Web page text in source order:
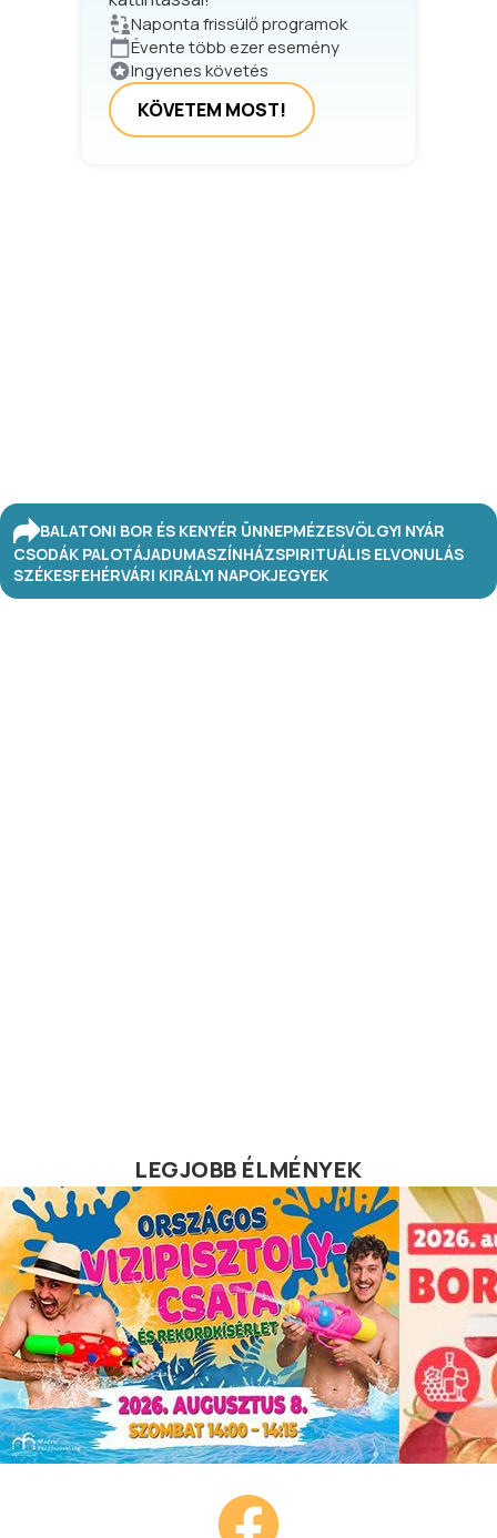
Naponta frissülő programok
Évente több ezer esemény
Ingyenes követés
KÖVETEM MOST!
BALATONI BOR ÉS KENYÉR ÜNNEPMÉZESVÖLGYI NYÁR
CSODÁK PALOTÁJADUMASZÍNHÁZSPIRITUÁLIS ELVONULÁS
SZÉKESFEHÉRVÁRI KIRÁLYI NAPOKJEGYEK
LEGJOBB ÉLMÉNYEK